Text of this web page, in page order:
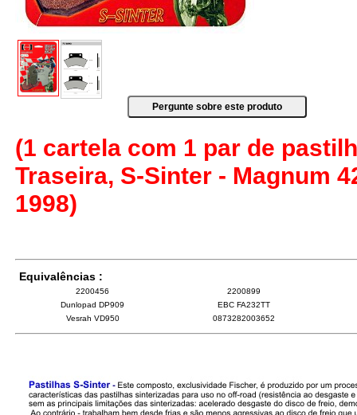
(1 cartela com 1 par de
Traseira, S-Sinter - Magnum
1998)
Equivalências :
2200456
2200899
Dunlopad DP909
EBC FA232TT
Vesrah VD950
0873282003652